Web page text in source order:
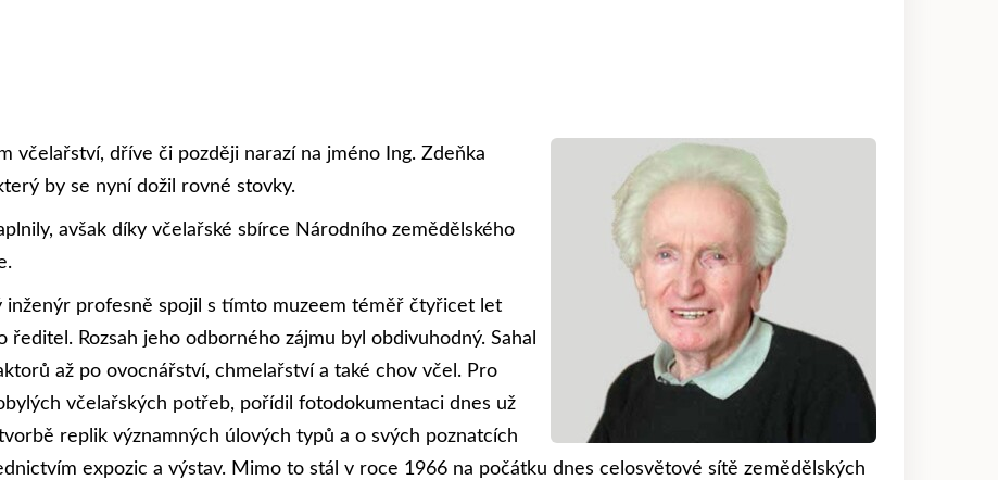
včelařství, dříve či později narazí na jméno Ing. Zdeňka
by se nyní dožil rovné stovky.
avšak díky včelařské sbírce Národního zemědělského
inženýr profesně spojil s tímto muzeem téměř čtyřicet let
Rozsah jeho odborného zájmu byl obdivuhodný. Sahal
až po ovocnářství, chmelařství a také chov včel. Pro
včelařských potřeb, pořídil fotodokumentaci dnes už
replik významných úlových typů a o svých poznatcích
expozic a výstav. Mimo to stál v roce 1966 na počátku dnes celosvětové sítě zemědělských